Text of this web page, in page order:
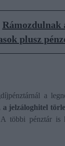
Rámozdulnak
plusz
a
a jelzáloghitel
többi pénztár is